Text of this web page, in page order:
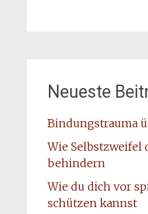
Neueste
Bindungstrauma
Wie Selbstzweifel
behindern
Wie du dich vor
schützen kannst